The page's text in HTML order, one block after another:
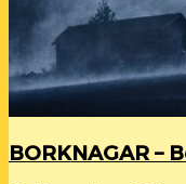
BORKNAGAR –